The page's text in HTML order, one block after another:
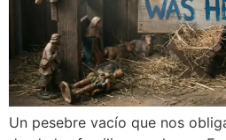
Un pesebre vacío que nos